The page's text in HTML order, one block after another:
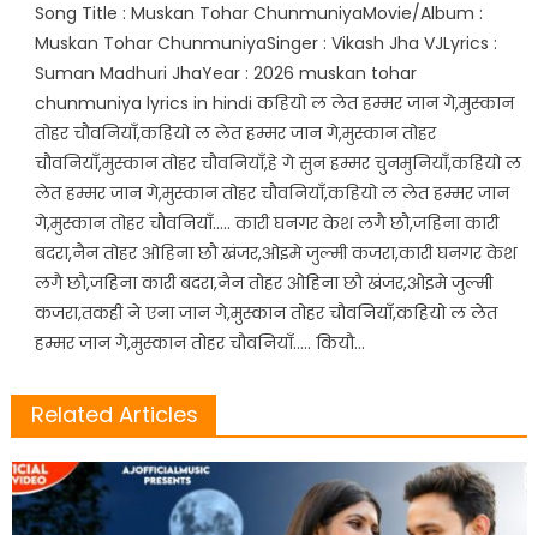
Song Title : Muskan Tohar ChunmuniyaMovie/Album :
Muskan Tohar ChunmuniyaSinger : Vikash Jha VJLyrics :
Suman Madhuri JhaYear : 2026 muskan tohar
chunmuniya lyrics in hindi कहियो ल लेत हम्मर जान गे,मुस्कान
तोहर चौवनियाँ,कहियो ल लेत हम्मर जान गे,मुस्कान तोहर
चौवनियाँ,मुस्कान तोहर चौवनियाँ,हे गे सुन हम्मर चुनमुनियाँ,कहियो ल
लेत हम्मर जान गे,मुस्कान तोहर चौवनियाँ,कहियो ल लेत हम्मर जान
गे,मुस्कान तोहर चौवनियाँ….. कारी घनगर केश लगै छौ,जहिना कारी
बदरा,नैन तोहर ओहिना छौ खंजर,ओइमे जुल्मी कजरा,कारी घनगर केश
लगै छौ,जहिना कारी बदरा,नैन तोहर ओहिना छौ खंजर,ओइमे जुल्मी
कजरा,तकही ने एना जान गे,मुस्कान तोहर चौवनियाँ,कहियो ल लेत
हम्मर जान गे,मुस्कान तोहर चौवनियाँ….. कियौ…
Related Articles